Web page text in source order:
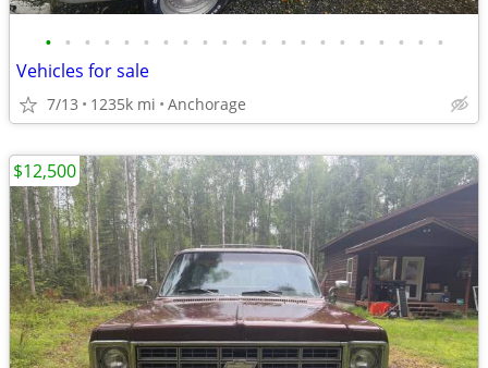
• • • • • • • • • • • • • • • • • • • • •
Vehicles for sale
7/13 1235k mi Anchorage
$12,500